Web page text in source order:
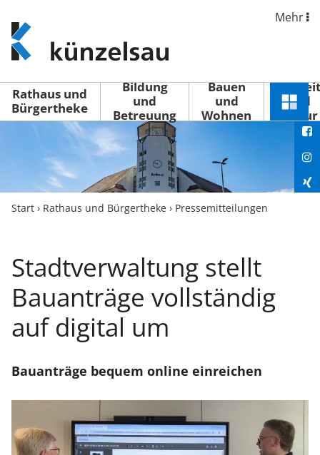
www.kuenzelsau.de
(zur
Startseite)
Mehr
Rathaus und
Bürgertheke
Bildung
und
Betreuung
Bauen
und
Wohnen
Freizeit
und
Kultur
Menü
Start › Rathaus und Bürgertheke › Pressemitteilungen
Stadtverwaltung stellt
Bauanträge vollständig
auf digital um
Bauanträge bequem online einreichen